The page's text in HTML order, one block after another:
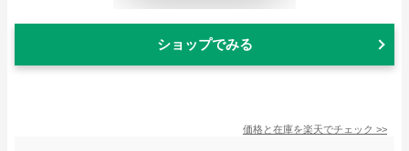
ショップでみる
価格と在庫を楽天でチェック >>